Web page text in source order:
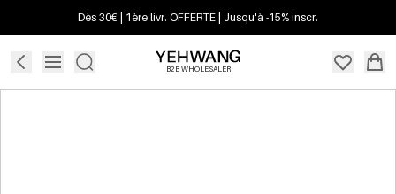
Dès 30€ | 1ère livr. OFFERTE | Jusqu'à -15% inscr.
B2B WHOLESALER